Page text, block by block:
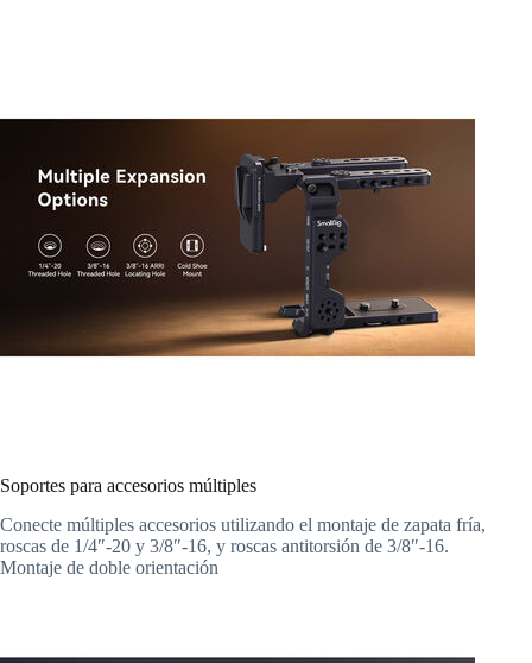
Soportes para accesorios múltiples
Conecte múltiples accesorios utilizando el montaje de zapata fría,
roscas de 1/4″-20 y 3/8″-16, y roscas antitorsión de 3/8″-16.
Montaje de doble orientación